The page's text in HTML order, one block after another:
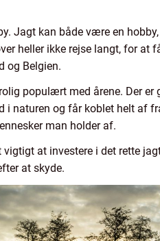
Jagt kan både være en
heller ikke rejse langt, for
og Belgien.
populært med årene. Der
naturen og får koblet helt af
man holder af.
at investere i det rette
at skyde.